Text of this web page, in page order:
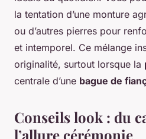
la tentation d’une monture
ou d’autres pierres pour
et intemporel. Ce mélange
originalité, surtout lorsque la
centrale d’une bague de
Conseils look : du
l’allure cérémonie